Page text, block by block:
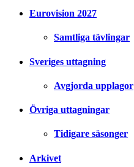
Eurovision 2027
Samtliga tävlingar
Sveriges uttagning
Avgjorda upplagor
Övriga uttagningar
Tidigare säsonger
Arkivet